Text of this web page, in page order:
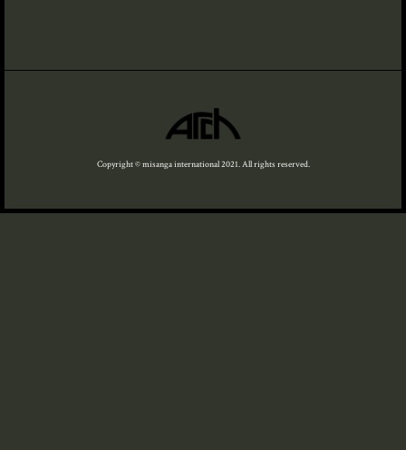
Copyright © misanga international 2021. All rights reserved.